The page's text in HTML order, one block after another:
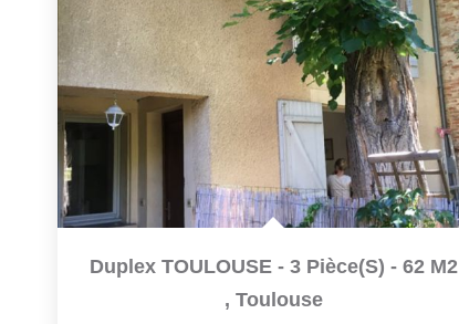
Duplex TOULOUSE - 3 Pièce(s) - 62 M2
, Toulouse